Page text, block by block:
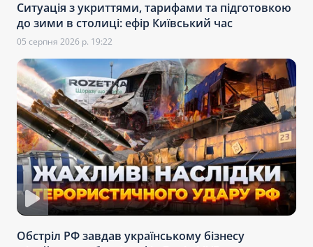
Ситуація з укриттями, тарифами та підготовкою
до зими в столиці: ефір Київський час
05 серпня 2026 р. 19:22
Обстріл РФ завдав українському бізнесу